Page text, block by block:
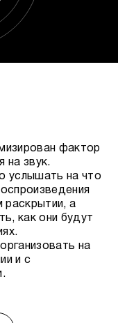
фактор
на звук.
услышать на что
раскрытии, а
как они будут
на
и с